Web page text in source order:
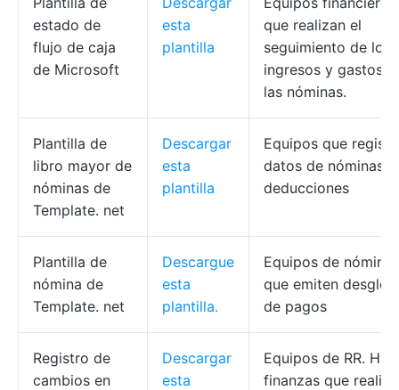
estado de
flujo de caja
de Microsoft
esta
plantilla
que realizan el
seguimiento de los
ingresos y gastos
las nóminas.
Plantilla de
libro mayor de
nóminas de
Template. net
Descargar
esta
plantilla
Equipos que
datos de nóminas y
deducciones
Plantilla de
nómina de
Template. net
Descargue
esta
plantilla.
Equipos de nóminas
que emiten
de pagos
Registro de
cambios en
Descargar
esta
Equipos de RR. HH.
finanzas que